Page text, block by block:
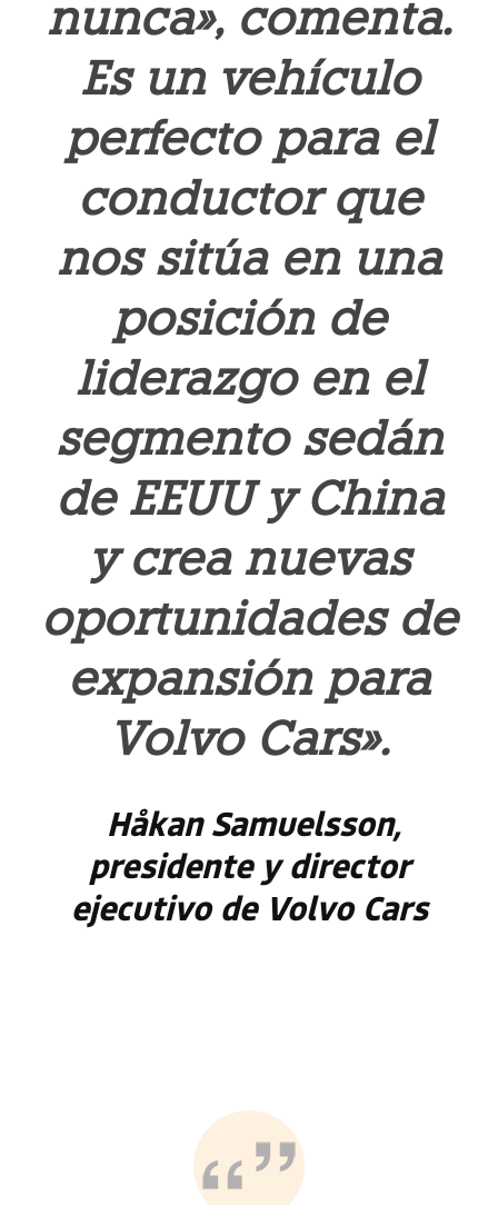
nunca», comenta.
Es un vehículo
perfecto para el
conductor que
nos sitúa en una
posición de
liderazgo en el
segmento sedán
de EEUU y China
y crea nuevas
oportunidades de
expansión para
Volvo Cars».
Håkan Samuelsson,
presidente y director
ejecutivo de Volvo Cars